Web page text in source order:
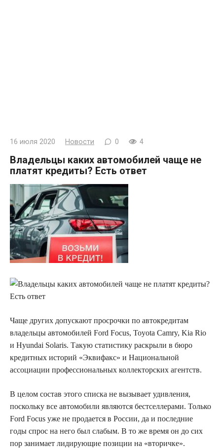
16 июля 2020 Новости 0 4
Владельцы каких автомобилей чаще не
платят кредиты? Есть ответ
Чаще других допускают просрочки по автокредитам
владельцы автомобилей Ford Focus, Toyota Camry, Kia Rio
и Hyundai Solaris. Такую статистику раскрыли в бюро
кредитных историй «Эквифакс» и Национальной
ассоциации профессиональных коллекторских агентств.
В целом состав этого списка не вызывает удивления,
поскольку все автомобили являются бестселлерами. Только
Ford Focus уже не продается в России, да и последние
годы спрос на него был слабым. В то же время он до сих
пор занимает лидирующие позиции на «вторичке».